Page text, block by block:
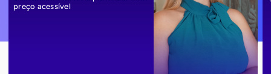
preço acessível